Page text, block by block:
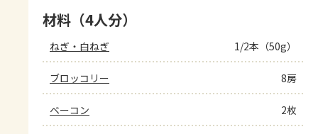
材料（4人分）
ねぎ・白ねぎ 1/2本（50g）
ブロッコリー 8房
ベーコン 2枚